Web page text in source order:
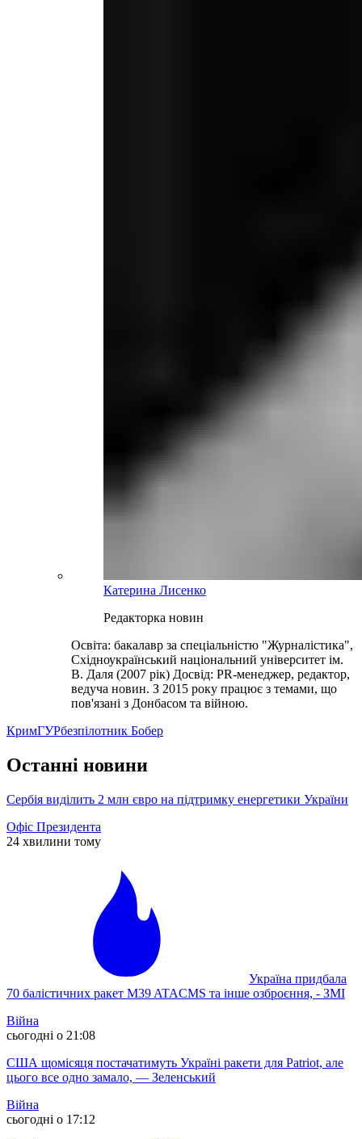
Катерина Лисенко
Редакторка новин
Освіта: бакалавр за спеціальністю "Журналістика",
Східноукраїнський національний університет ім.
В. Даля (2007 рік) Досвід: PR-менеджер, редактор,
ведуча новин. З 2015 року працює з темами, що
пов'язані з Донбасом та війною.
КримГУРбезпілотник Бобер
Останні новини
Сербія виділить 2 млн євро на підтримку енергетики України
Офіс Президента
24 хвилини тому
Україна придбала
70 балістичних ракет M39 ATACMS та інше озброєння, - ЗМІ
Війна
сьогодні о 21:08
США щомісяця постачатимуть Україні ракети для Patriot, але
цього все одно замало, — Зеленський
Війна
сьогодні о 17:12